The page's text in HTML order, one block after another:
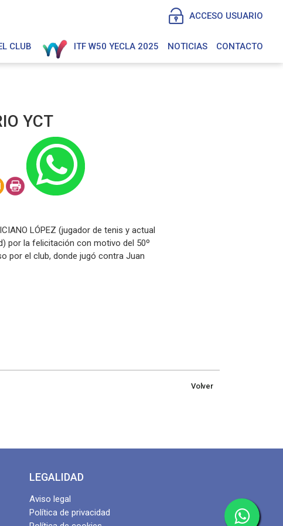
ACCESO USUARIO
CLUB ITF W50 YECLA 2025 NOTICIAS CONTACTO
YCT
LÓPEZ (jugador de tenis y actual
por la felicitación con motivo del 50º
por el club, donde jugó contra Juan
Volver
LEGALIDAD
Aviso legal
Política de privacidad